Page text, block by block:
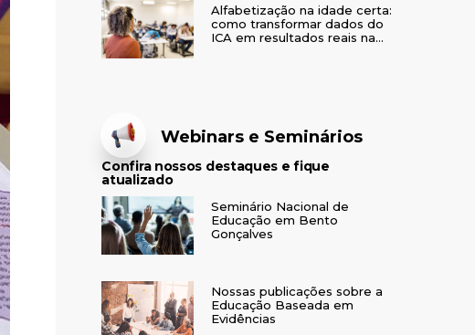
Alfabetização na idade certa:
como transformar dados do
ICA em resultados reais na
Webinars e Seminários
Confira nossos destaques e fique
atualizado
Seminário Nacional de
Educação em Bento
Gonçalves
Nossas publicações sobre a
Educação Baseada em
Evidências